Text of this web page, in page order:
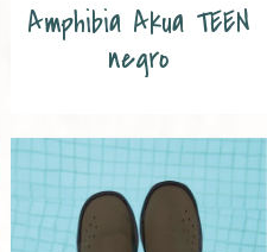
Amphibia Akua TEEN
negro